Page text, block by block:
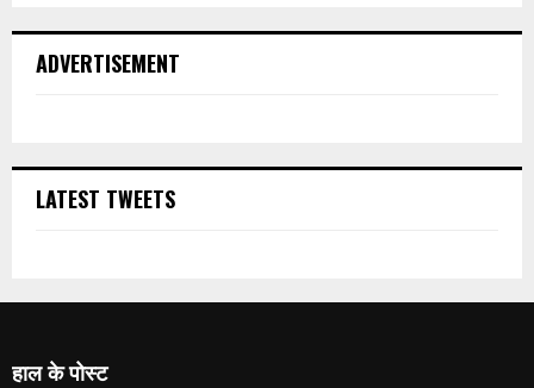
ADVERTISEMENT
LATEST TWEETS
हाल के पोस्ट